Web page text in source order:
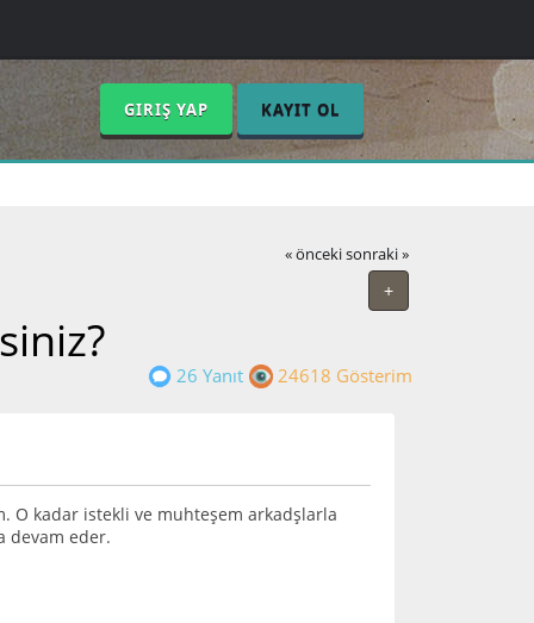
GIRIŞ YAP KAYIT OL
« önceki sonraki »
+
26 Yanıt 24618 Gösterim
O kadar istekli ve muhteşem arkadşlarla
devam eder.